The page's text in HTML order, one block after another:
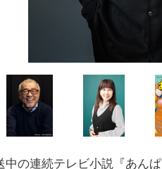
の連続テレビ小説『あんぱ